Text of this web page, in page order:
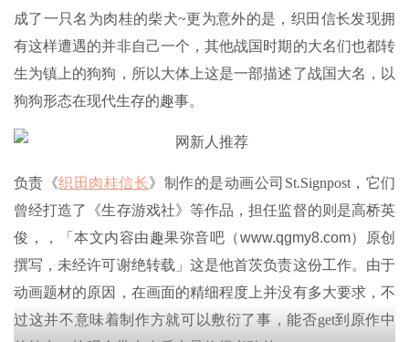
成了一只名为肉桂的柴犬~更为意外的是，织田信长发现拥
有这样遭遇的并非自己一个，其他战国时期的大名们也都转
生为镇上的狗狗，所以大体上这是一部描述了战国大名，以
狗狗形态在现代生存的趣事。
负责《织田肉桂信长》制作的是动画公司St.Signpost，它们
曾经打造了《生存游戏社》等作品，担任监督的则是高桥英
俊，，「 本文内容由趣果弥音吧（www.qgmy8.com）原创
撰写，未经许可谢绝转载」 这是他首茨负责这份工作。由于
动画题材的原因，在画面的精细程度上并没有多大要求，不
过这并不意味着制作方就可以敷衍了事，能否get到原作中